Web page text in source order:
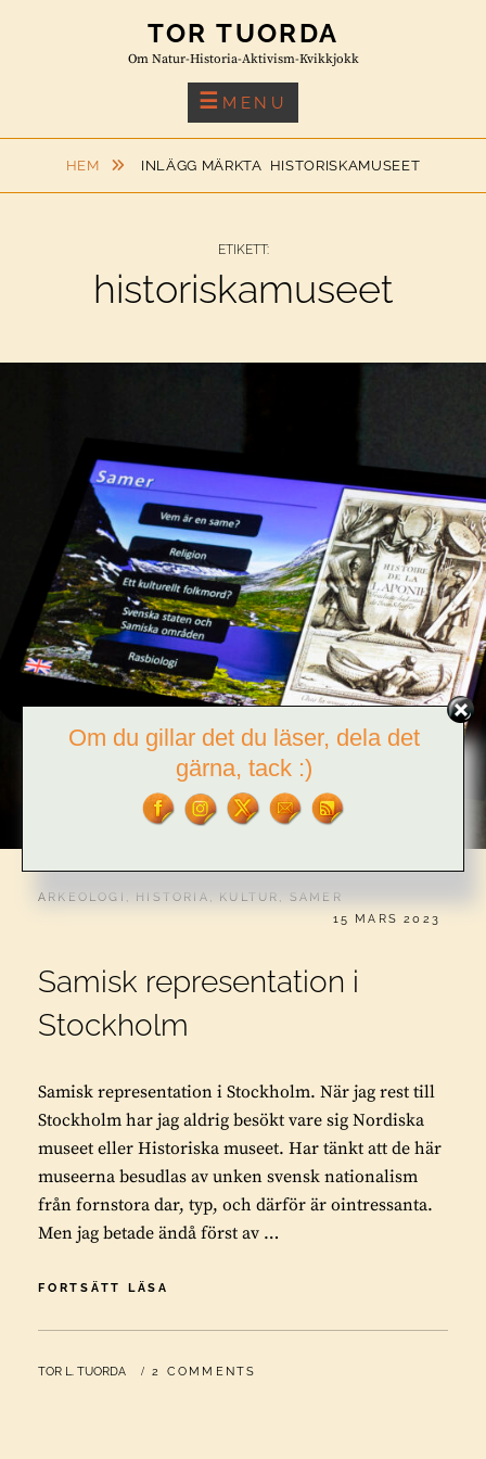
TOR TUORDA
Om Natur-Historia-Aktivism-Kvikkjokk
MENU
HEM INLÄGG MÄRKTA HISTORISKAMUSEET
ETIKETT:
historiskamuseet
CATEGORIES:
ARKEOLOGI , HISTORIA , KULTUR , SAMER
PUBLICERAT
15 MARS 2023
Samisk representation i
Stockholm
Samisk representation i Stockholm. När jag rest till
Stockholm har jag aldrig besökt vare sig Nordiska
museet eller Historiska museet. Har tänkt att de här
museerna besudlas av unken svensk nationalism
från fornstora dar, typ, och därför är ointressanta.
Men jag betade ändå först av …
FORTSÄTT LÄSA
I
BY
TOR L. TUORDA 2 COMMENTS
Om du gillar det du läser, dela det
gärna, tack :)